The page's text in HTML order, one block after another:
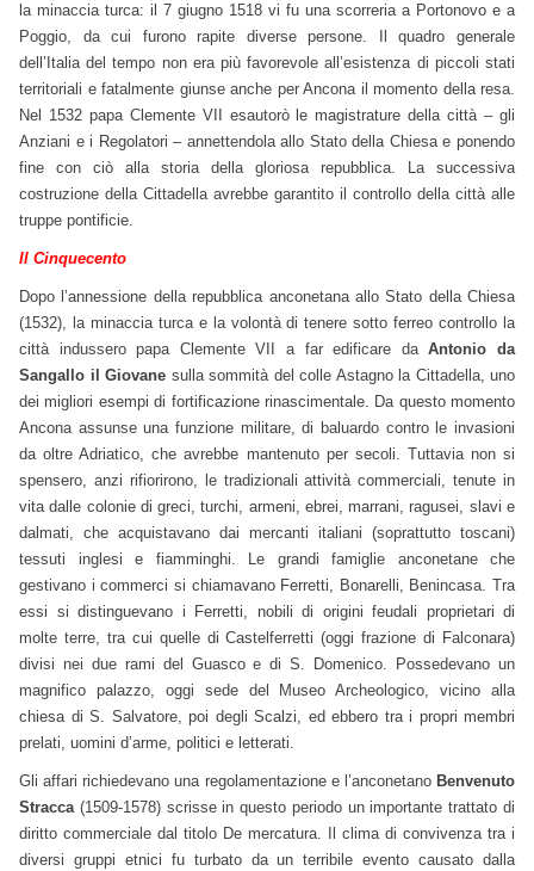
la minaccia turca: il 7 giugno 1518 vi fu una scorreria a Portonovo e a
Poggio, da cui furono rapite diverse persone. Il quadro generale
dell’Italia del tempo non era più favorevole all’esistenza di piccoli stati
territoriali e fatalmente giunse anche per Ancona il momento della resa.
Nel 1532 papa Clemente VII esautorò le magistrature della città – gli
Anziani e i Regolatori – annettendola allo Stato della Chiesa e ponendo
fine con ciò alla storia della gloriosa repubblica. La successiva
costruzione della Cittadella avrebbe garantito il controllo della città alle
truppe pontificie.
Il Cinquecento
Dopo l’annessione della repubblica anconetana allo Stato della Chiesa
(1532), la minaccia turca e la volontà di tenere sotto ferreo controllo la
città indussero papa Clemente VII a far edificare daAntonio da
Sangallo il Giovane sulla sommità del colle Astagno la Cittadella, uno
dei migliori esempi di fortificazione rinascimentale. Da questo momento
Ancona assunse una funzione militare, di baluardo contro le invasioni
da oltre Adriatico, che avrebbe mantenuto per secoli. Tuttavia non si
spensero, anzi rifiorirono, le tradizionali attività commerciali, tenute in
vita dalle colonie di greci, turchi, armeni, ebrei, marrani, ragusei, slavi e
dalmati, che acquistavano dai mercanti italiani (soprattutto toscani)
tessuti inglesi e fiamminghi. Le grandi famiglie anconetane che
gestivano i commerci si chiamavano Ferretti, Bonarelli, Benincasa. Tra
essi si distinguevano i Ferretti, nobili di origini feudali proprietari di
molte terre, tra cui quelle di Castelferretti (oggi frazione di Falconara)
divisi nei due rami del Guasco e di S. Domenico. Possedevano un
magnifico palazzo, oggi sede del Museo Archeologico, vicino alla
chiesa di S. Salvatore, poi degli Scalzi, ed ebbero tra i propri membri
prelati, uomini d’arme, politici e letterati.
Gli affari richiedevano una regolamentazione e l’anconetano Benvenuto
Stracca(1509-1578) scrisse in questo periodo un importante trattato di
diritto commerciale dal titolo De mercatura. Il clima di convivenza tra i
diversi gruppi etnici fu turbato da un terribile evento causato dalla